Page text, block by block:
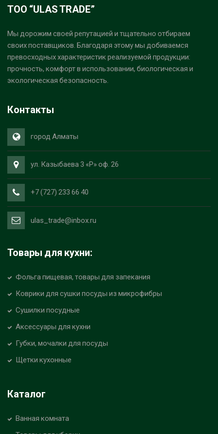
ТОО “ULAS TRADE”
Мы дорожим своей репутацией и тщательно отбираем
своих поставщиков. Благодаря этому мы добиваемся
превосходных характеристик реализуемой продукции:
прочность, комфорт в использовании, биологическая и
экологическая безопасность.
Контакты
город Алматы
ул. Казыбаева 3 «Р» оф. 26
+7 (727) 233 66 40
ulas_trade@inbox.ru
Товары для кухни:
Фольга пищевая, товары для запекания
Коврики для сушки посуды из микрофибры
Сушилки посудные
Аксессуары для кухни
Губки, мочалки для посуды
Щетки кухонные
Каталог
Ванная комната